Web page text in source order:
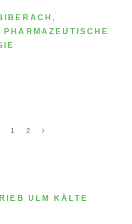
PHARMAZEUTISCHE
1 2
ULM KÄLTE